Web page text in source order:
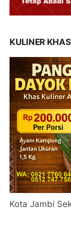
KULINER
Kota Jambi